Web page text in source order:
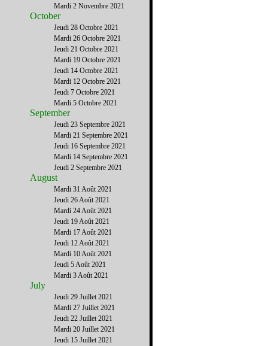
Mardi 2 Novembre 2021
October
Jeudi 28 Octobre 2021
Mardi 26 Octobre 2021
Jeudi 21 Octobre 2021
Mardi 19 Octobre 2021
Jeudi 14 Octobre 2021
Mardi 12 Octobre 2021
Jeudi 7 Octobre 2021
Mardi 5 Octobre 2021
September
Jeudi 23 Septembre 2021
Mardi 21 Septembre 2021
Jeudi 16 Septembre 2021
Mardi 14 Septembre 2021
Jeudi 2 Septembre 2021
August
Mardi 31 Août 2021
Jeudi 26 Août 2021
Mardi 24 Août 2021
Jeudi 19 Août 2021
Mardi 17 Août 2021
Jeudi 12 Août 2021
Mardi 10 Août 2021
Jeudi 5 Août 2021
Mardi 3 Août 2021
July
Jeudi 29 Juillet 2021
Mardi 27 Juillet 2021
Jeudi 22 Juillet 2021
Mardi 20 Juillet 2021
Jeudi 15 Juillet 2021